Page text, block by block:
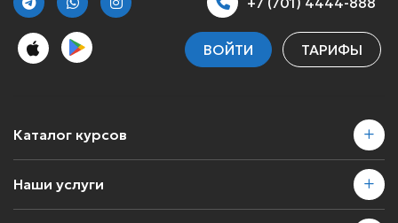
ВОЙТИ ТАРИФЫ
Каталог курсов
Наши услуги